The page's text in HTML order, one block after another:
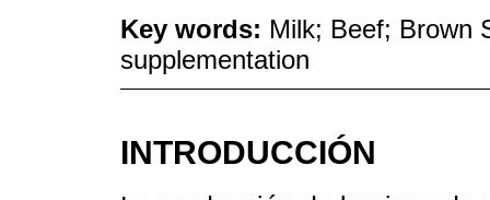
Key words: Milk; Beef; Brown
supplementation
INTRODUCCIÓN